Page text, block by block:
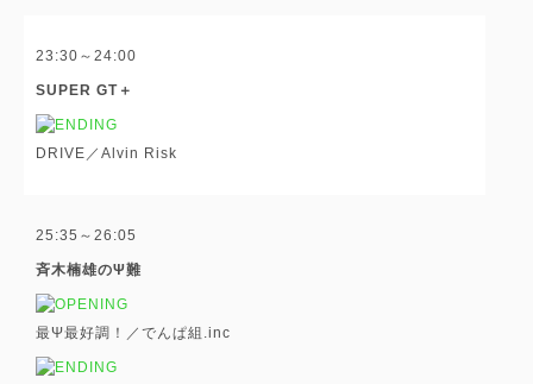
23:30～24:00
SUPER GT＋
DRIVE／Alvin Risk
25:35～26:05
斉木楠雄のΨ難
最Ψ最好調！／でんぱ組.inc